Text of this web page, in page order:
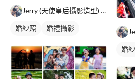
Jerry (天使皇后攝影造型) 台北/高雄
婚紗照
婚禮攝影
婚